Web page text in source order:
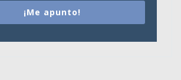
¡Me apunto!